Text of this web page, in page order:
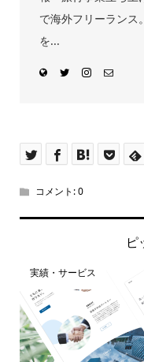
で海外フリーランス
を...
コメント:0
ピ
実績・サービス